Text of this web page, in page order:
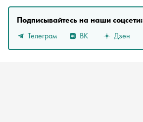
Подписывайтесь на наши соцсети:
Телеграм
ВК Дзен